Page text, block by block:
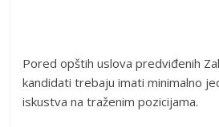
Pored opštih uslova predviđenih
kandidati trebaju imati minimalno
iskustva na traženim pozicijama.